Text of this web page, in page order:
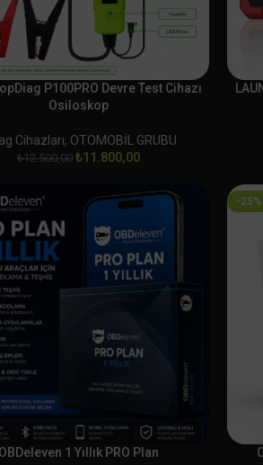
P100PRO Devre Test Cihazı
Osiloskop
Cihazları, OTOMOBİL GRUBU
₺12.500,00 ₺11.800,00
OBDeleven 1 Yıllık PRO Plan
-25%